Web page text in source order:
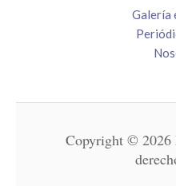
Galería
Copyright © 2026